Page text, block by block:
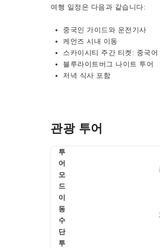
여행 일정은 다음과 같습니다:
중국인 가이드와 운전기사
케언즈 시내 이동
스카이시티 주간 티켓: 중국
블루라이트버그 나이트 투어
저녁 식사 포함
관광 투어
투
어
모
드
이
동
수
단
투